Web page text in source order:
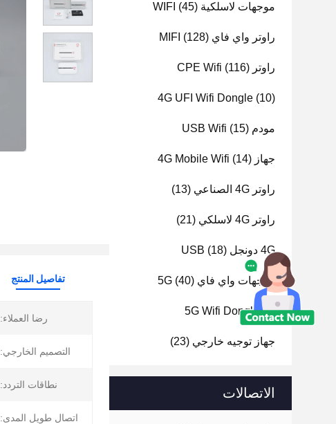
موجهات لاسلكية WIFI (45)
راوتر واي فاي MIFI (128)
راوتر CPE Wifi (116)
4G UFI Wifi Dongle (10)
مودم USB Wifi (15)
جهاز 4G Mobile Wifi (14)
راوتر 4G الصناعي (13)
راوتر 4G لاسلكي (21)
4G دونجل USB (18)
موجهات واي فاي 5G (40)
5G Wifi Dongle(1)
جهاز توجيه خارجي (23)
الاتصالات
تفاصيل المنتج
رضا العملاء:
التصميم الخارجي:
نطاقات التردد:
اتصال طويل المدى: